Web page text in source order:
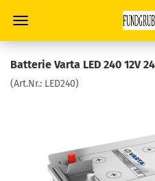
Batterie Varta LED 240 12V
(Art.Nr.: LED240)